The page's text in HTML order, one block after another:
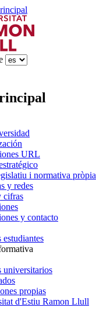
URL
i normativa pròpia
y redes
cifras
y contacto
estudiantes
universitarios
propias
d'Estiu Ramon Llull